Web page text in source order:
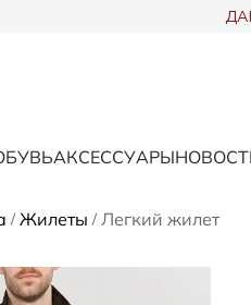
АКСЕССУАРЫ
/ Жилеты / Легкий жилет